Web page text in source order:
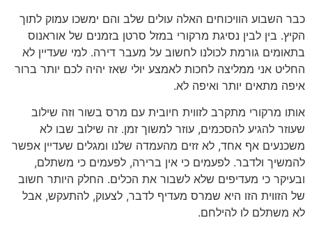
כבר השבוע הוויכוחים האלה עולים שלב והם ימשכו עמוק לתוך
הקיץ. בין לבין נסיגת מרקורי במזל סרטן בזמנים של אוראנוס
בתאומים גורמת לכולנו לחשוב על מעבר דירה. למי שעדיין לא
החליט אני ממליצה לחכות לאמצע יולי שאז יהיה לכם יותר ברור
איפה מתאים יותר ואיפה לא.
אותו מרקורי מתקרב לזווית חיובית עם מרס בשור וזה שילוב
שעוזר להגיע להסכמים, עוזר למשוך זמן. זה שילוב שבו לא
משכנעים אף אחד, לא זזים מהעמדה שלנו ומגלים שעדיין אפשר
להמשיך ולדבר. לפעמים כי אין ברירה, לפעמים כי משתלם,
ובעיקר כי מעדיפים שלא לשבור את הכלים. החלק היותר חשוב
של הזווית הזו היא שמרס מעדיף לדבר, לצעוק, להתעקש, אבל
לא משתלם לו להילחם.